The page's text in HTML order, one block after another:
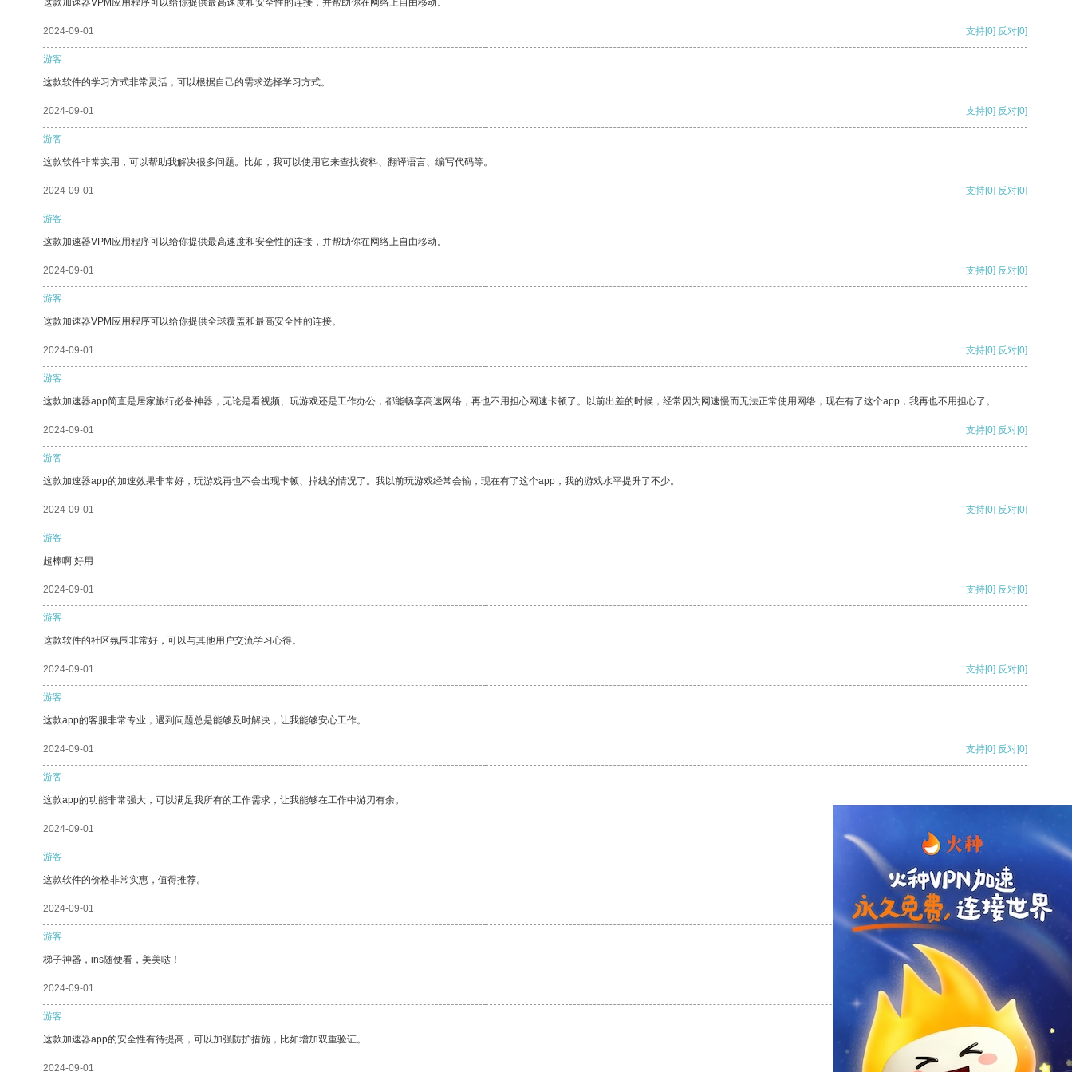
这款加速器VPM应用程序可以给你提供最高速度和安全性的连接，并帮助你在网络上自由移动。
2024-09-01 支持[0] 反对[0]
游客
这款软件的学习方式非常灵活，可以根据自己的需求选择学习方式。
2024-09-01 支持[0] 反对[0]
游客
这款软件非常实用，可以帮助我解决很多问题。比如，我可以使用它来查找资料、翻译语言、编写代码等。
2024-09-01 支持[0] 反对[0]
游客
这款加速器VPM应用程序可以给你提供最高速度和安全性的连接，并帮助你在网络上自由移动。
2024-09-01 支持[0] 反对[0]
游客
这款加速器VPM应用程序可以给你提供全球覆盖和最高安全性的连接。
2024-09-01 支持[0] 反对[0]
游客
这款加速器app简直是居家旅行必备神器，无论是看视频、玩游戏还是工作办公，都能畅享高速网络，再也不用担心网速卡顿了。以前出差的时候，经常因为网速慢而无法正常使用网络，现在有了这个app，我再也不用担心了。
2024-09-01 支持[0] 反对[0]
游客
这款加速器app的加速效果非常好，玩游戏再也不会出现卡顿、掉线的情况了。我以前玩游戏经常会输，现在有了这个app，我的游戏水平提升了不少。
2024-09-01 支持[0] 反对[0]
游客
超棒啊 好用
2024-09-01 支持[0] 反对[0]
游客
这款软件的社区氛围非常好，可以与其他用户交流学习心得。
2024-09-01 支持[0] 反对[0]
游客
这款app的客服非常专业，遇到问题总是能够及时解决，让我能够安心工作。
2024-09-01 支持[0] 反对[0]
游客
这款app的功能非常强大，可以满足我所有的工作需求，让我能够在工作中游刃有余。
2024-09-01
游客
这款软件的价格非常实惠，值得推荐。
2024-09-01 支持 [0] 反对[0]
游客
梯子神器，ins随便看，美美哒！
2024-09-01 支持[0] 反对
游客
这款加速器app的安全性有待提高，可以加强防护措施，比如增加双重验证。
2024-09-01 支持[0] 反对[0]